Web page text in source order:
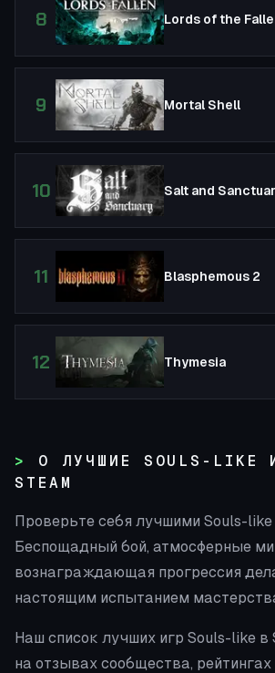
8 Lords of the
9 Mortal Shell
10 Salt and
11 Blasphemous 2
12 Thymesia
О ЛУЧШИЕ SOULS-LIKE
STEAM
Проверьте себя лучшими Souls-like
Беспощадный бой, атмосферные
вознаграждающая прогрессия
настоящим испытанием
Наш список лучших игр Souls-like в
на отзывах сообщества, рейтингах